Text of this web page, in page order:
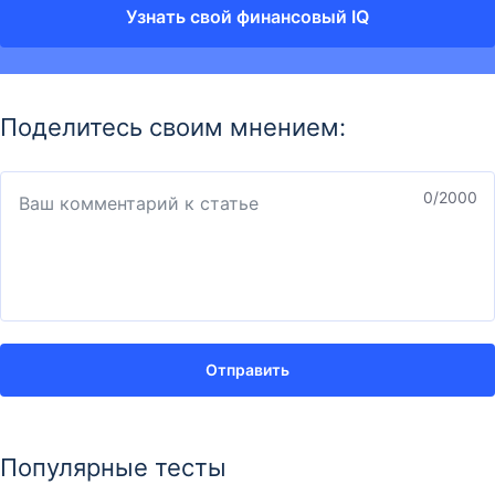
Узнать свой финансовый IQ
Поделитесь своим мнением:
0/2000
Отправить
Популярные тесты